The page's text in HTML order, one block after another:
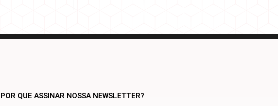
POR QUE ASSINAR NOSSA NEWSLETTER?